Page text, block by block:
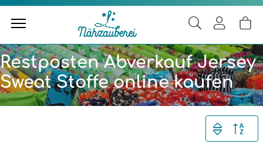
Restposten Abverkauf Jersey
Sweat Stoffe online kaufen